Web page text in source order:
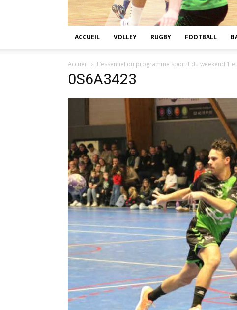
ACCUEIL VOLLEY RUGBY FOOTBALL
Accueil L’essentiel du programme sportif du weekend 1
0S6A3423